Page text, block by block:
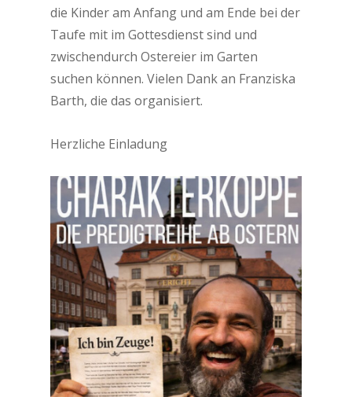
die Kinder am Anfang und am Ende bei der
Taufe mit im Gottesdienst sind und
zwischendurch Ostereier im Garten
suchen können. Vielen Dank an Franziska
Barth, die das organisiert.
Herzliche Einladung